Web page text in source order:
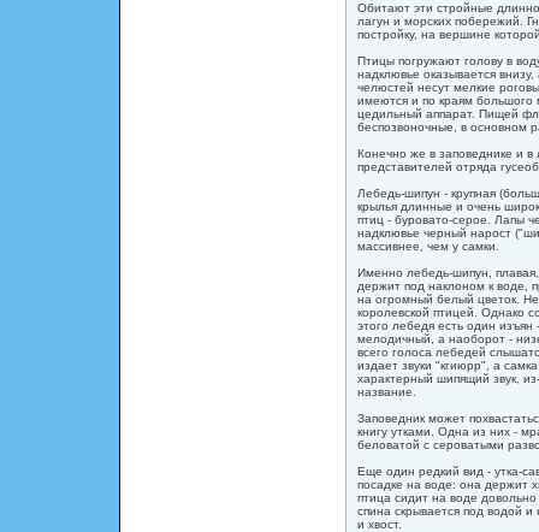
Обитают эти стройные
лагун и морских побережий.
постройку, на вершине
Птицы погружают голову в
надклювье оказывается
челюстей несут мелкие
имеются и по краям большого
цедильный аппарат. Пищей
беспозвоночные, в основном
Конечно же в заповеднике и в
представителей отряда
Лебедь-шипун - крупная
крылья длинные и очень
птиц - буровато-серое. Лапы
надклювье черный нарост
массивнее, чем у самки.
Именно лебедь-шипун,
держит под наклоном к воде,
на огромный белый цветок.
королевской птицей. Однако
этого лебедя есть один
мелодичный, а наоборот -
всего голоса лебедей
издает звуки "кгиюрр", а
характерный шипящий звук,
название.
Заповедник может
книгу утками. Одна из них -
беловатой с сероватыми
Еще один редкий вид - утка-
посадке на воде: она держит
птица сидит на воде довольно
спина скрывается под водой и
и хвост.